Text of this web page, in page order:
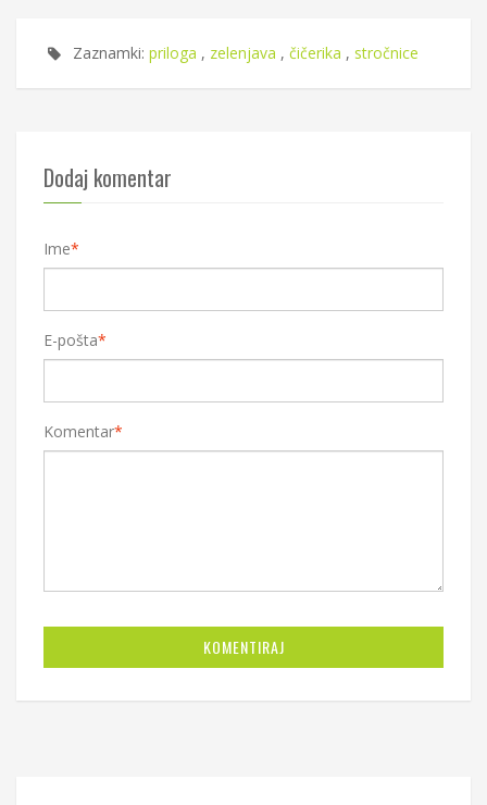
Zaznamki: priloga , zelenjava , čičerika , stročnice
Dodaj komentar
Ime*
E-pošta*
Komentar*
KOMENTIRAJ